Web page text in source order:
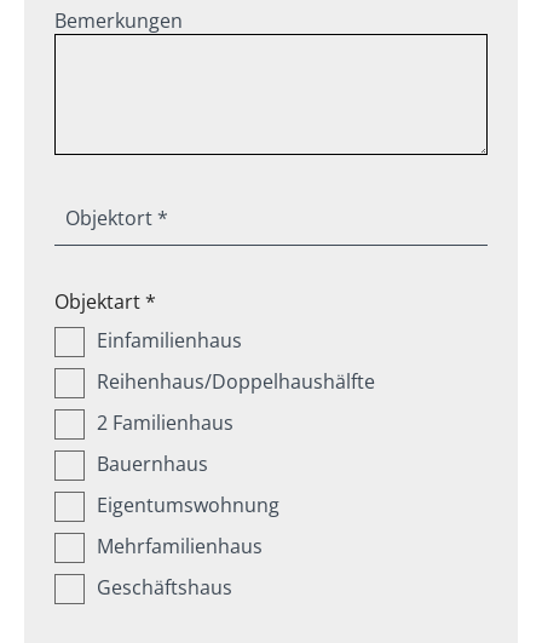
Bemerkungen
Objektort *
Objektart *
Einfamilienhaus
Reihenhaus/Doppelhaushälfte
2 Familienhaus
Bauernhaus
Eigentumswohnung
Mehrfamilienhaus
Geschäftshaus